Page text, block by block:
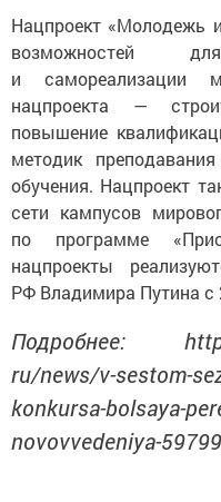
Нацпроект «Молодежь
возможностей
и самореализации
нацпроекта —
повышение
методик
обучения. Нацпроект
сети кампусов
по программе
нацпроекты
РФ Владимира Путина с
Подробнее:
ru/news/v-sestom-
konkursa-bolsaya-
novovvedeniya-